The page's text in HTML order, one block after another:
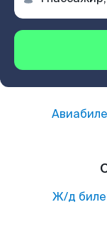
Ж/д